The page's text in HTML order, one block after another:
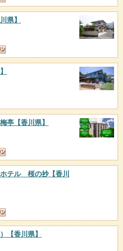
県】
亭 【香川県】
テル 桜の抄【香川
【香川県】